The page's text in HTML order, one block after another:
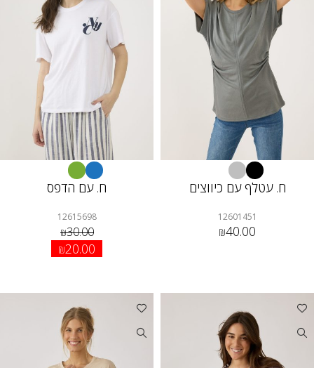
ח. עטלף עם כיווצים
12601451
₪40.00
ח. עם הדפס
12615698
₪30.00
₪20.00